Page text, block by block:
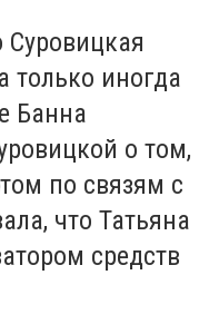
Суровицкая
только иногда
Банна
о том,
по связям с
что Татьяна
средств